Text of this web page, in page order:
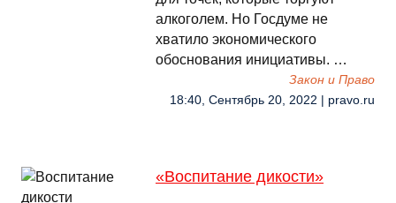
алкоголем. Но Госдуме не
хватило экономического
обоснования инициативы. …
Закон и Право
18:40, Сентябрь 20, 2022 | pravo.ru
«Воспитание дикости»